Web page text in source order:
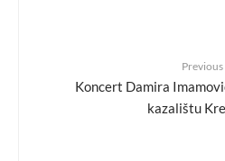
Previous
Koncert Damira
kazalištu